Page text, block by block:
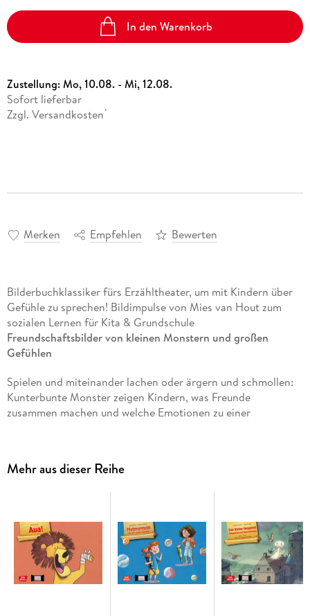
In den Warenkorb
Zustellung:Mo, 10.08. - Mi, 12.08.
Sofort lieferbar
Zzgl. Versandkosten *
Merken Empfehlen Bewerten
Bilderbuchklassiker fürs Erzähltheater, um mit Kindern über
Gefühle zu sprechen! Bildimpulse von Mies van Hout zum
sozialen Lernen für Kita & Grundschule
Freundschaftsbilder von kleinen Monstern und großen
Gefühlen
Spielen und miteinander lachen oder ärgern und schmollen:
Kunterbunte Monster zeigen Kindern, was Freunde
zusammen machen und welche Emotionen zu einer
Szene wird dabei von einem Verb begleitet, das zu
Erzählkarten fördert die sozial-emotionale Entwicklung und
ist perfekt für den Einsatz in Kindergarten, Hort und
Grundschule geeignet.
Mehr aus dieser Reihe